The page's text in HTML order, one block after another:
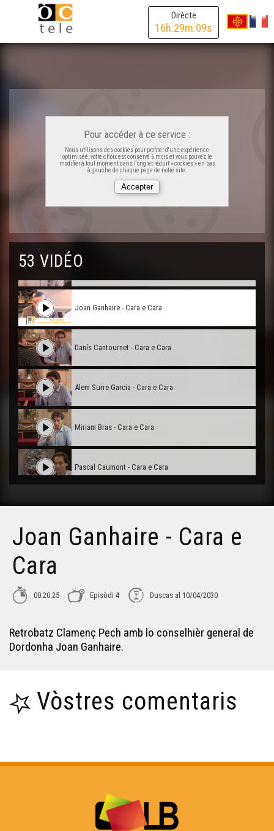
Dirècte
16h:29m:09s
Pour accéder à ce service :
Nous utilisons des cookies pour profiter d'une expérience
optimisée, votre choix est conservé 6 mois et vous pouvez le
modifier à tout moment dans l'onglet réduit « cookies » en bas
à gauche de chaque page de notre site.
53 VIDÉO
Georges Labazée - Cara e Cara
Guilhèm Latrubesse - Cara e Cara
Joan Ganhaire - Cara e Cara
Danís Cantournet - Cara e Cara
Alem Surre Garcia - Cara e Cara
Miriam Bras - Cara e Cara
Pascal Caumont - Cara e Cara
Jacques Pédehontaà - Cara e Cara
Sèrgi Javaloyès - Cara e Cara
Didier Fois - Cara e Cara
Julien Bayssac - Cara e Cara
Jean-Luc Lagrave - Cara e Cara
Ives Durand - Cara e Cara
Joan Ganhaire - Cara e
Cara
00:20:25 Episòdi 4 Duscas al 10/04/2030
Retrobatz Clamenç Pech amb lo conselhièr general de
Dordonha Joan Ganhaire.
Vòstres comentaris